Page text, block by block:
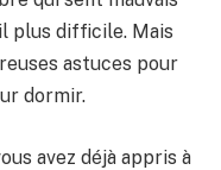
plus difficile. Mais
astuces pour
dormir.
avez déjà appris à